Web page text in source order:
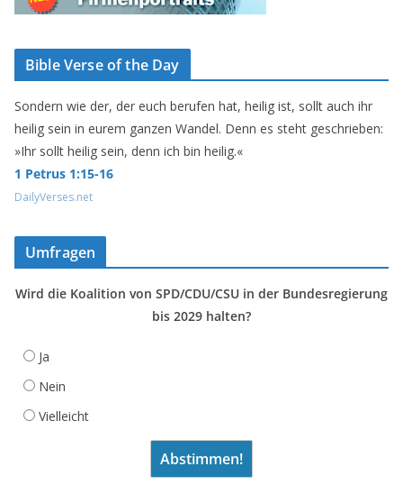
Bible Verse of the Day
Sondern wie der, der euch berufen hat, heilig ist, sollt auch ihr
heilig sein in eurem ganzen Wandel. Denn es steht geschrieben:
»Ihr sollt heilig sein, denn ich bin heilig.«
1 Petrus 1:15-16
DailyVerses.net
Umfragen
Wird die Koalition von SPD/CDU/CSU in der Bundesregierung
bis 2029 halten?
Ja
Nein
Vielleicht